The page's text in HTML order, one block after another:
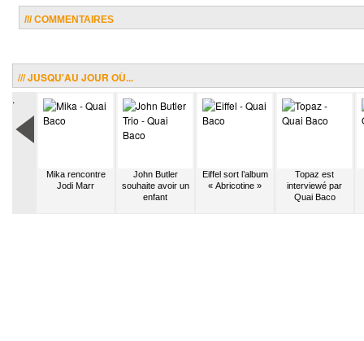
/// COMMENTAIRES
/// JUSQU'AU JOUR OÙ...
.
Mika rencontre
Jodi Marr
John Butler
souhaite avoir un
enfant
Eiffel sort l’album
« Abricotine »
Topaz est
interviewé par
Quai Baco